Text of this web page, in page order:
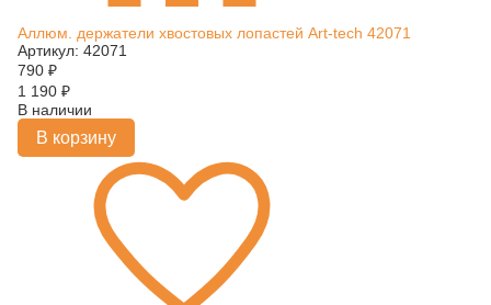
Аллюм. держатели хвостовых лопастей Art-tech 42071
Артикул: 42071
790 ₽
1 190 ₽
В наличии
В корзину